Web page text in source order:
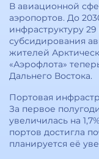
В авиационной
аэропортов. До
инфраструктуру
субсидирования
жителей
«Аэрофлота»
Дальнего Востока.
Портовая
За первое
увеличилась на
портов достигла
планируется её